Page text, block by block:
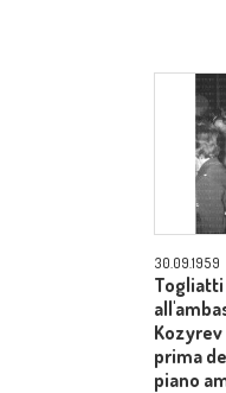
30.09.1959
prima
piano